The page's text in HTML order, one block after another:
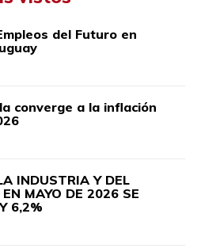
del Futuro en
converge a la inflación
INDUSTRIA Y DEL
MAYO DE 2026 SE
6,2%